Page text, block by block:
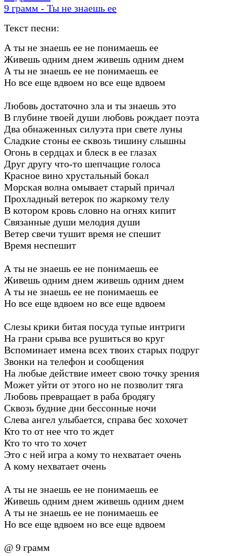
9 грамм - Ты не знаешь ее
Текст песни:
А ты не знаешь ее не понимаешь ее
Живешь одним днем живешь одним днем
А ты не знаешь ее не понимаешь ее
Но все еще вдвоем но все еще вдвоем
Любовь достаточно зла и ты знаешь это
В глубине твоей души любовь рождает поэта
Два обнаженных силуэта при свете луны
Сладкие стоны ее сквозь тишину слышны
Огонь в сердцах и блеск в ее глазах
Друг другу что-то шепчащие голоса
Красное вино хрустальный бокал
Морская волна омывает старый причал
Прохладный ветерок по жаркому телу
В котором кровь словно на огнях кипит
Связанные души мелодия души
Ветер свечи тушит время не спешит
Время неспешит
А ты не знаешь ее не понимаешь ее
Живешь одним днем живешь одним днем
А ты не знаешь ее не понимаешь ее
Но все еще вдвоем но все еще вдвоем
Слезы крики битая посуда тупые интриги
На грани срыва все рушиться во круг
Вспоминает имена всех твоих старых подруг
Звонки на телефон и сообщения
На любые действие имеет свою точку зрения
Может уйти от этого но не позволит тяга
Любовь превращает в раба бродягу
Сквозь будние дни бессонные ночи
Слева ангел улыбается, справа бес хохочет
Кто то от нее что то ждет
Кто то что то хочет
Это с ней игра а кому то нехватает очень
А кому нехватает очень
А ты не знаешь ее не понимаешь ее
Живешь одним днем живешь одним днем
А ты не знаешь ее не понимаешь ее
Но все еще вдвоем но все еще вдвоем
@ 9 грамм